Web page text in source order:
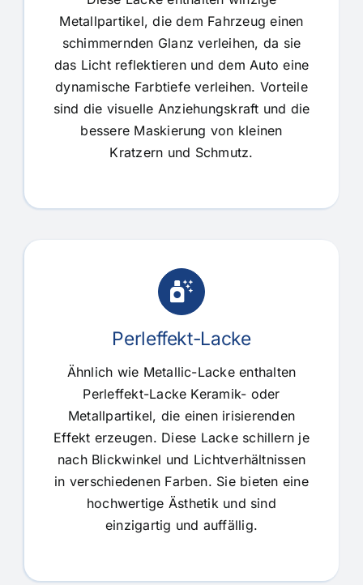
Metallpartikel, die dem Fahrzeug einen
schimmernden Glanz verleihen, da sie
das Licht reflektieren und dem Auto eine
dynamische Farbtiefe verleihen. Vorteile
sind die visuelle Anziehungskraft und die
bessere Maskierung von kleinen
Kratzern und Schmutz.
Perleffekt-Lacke
Ähnlich wie Metallic-Lacke enthalten
Perleffekt-Lacke Keramik- oder
Metallpartikel, die einen irisierenden
Effekt erzeugen. Diese Lacke schillern je
nach Blickwinkel und Lichtverhältnissen
in verschiedenen Farben. Sie bieten eine
hochwertige Ästhetik und sind
einzigartig und auffällig.